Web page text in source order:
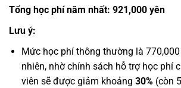
Tổng học phí năm nhất: 921,000 yên
Lưu ý:
Mức học phí thông thường là
nhiên, nhờ chính sách hỗ trợ học phí
viên sẽ được giảm khoảng 30%(còn